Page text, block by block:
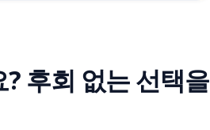
후회 없는 선택을